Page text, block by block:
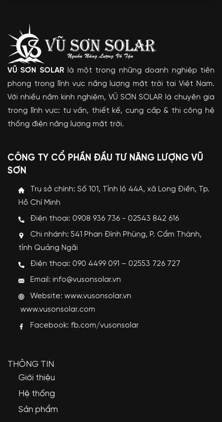
VŨ SƠN SOLAR là một trong những doanh nghiệp tiên
phong trong lĩnh vực năng lượng mặt trời tại Việt Nam.
Với nhiều năm kinh nghiệm, VŨ SƠN SOLAR là chuyên gia
trong lĩnh vực: tư vấn, thiết kế, cung cấp & thi công hệ
thống điện năng lượng mặt trời.
CÔNG TY CỔ PHẦN ĐẦU TƯ NĂNG LƯỢNG VŨ
SƠN
Trụ sở chính: Số 101, Tỉnh lộ 44A, xã Long Điền, Tp.
Hồ Chí Minh
Điện thoại: 0908 936 736 - 02543 842 616
Chi nhánh: 541 Phan Đình Phùng, P. Cẩm Thành,
tỉnh Quảng Ngãi
Điện thoại: 090 4499 091 – 02553 726 727
Email: info@vusonsolar.vn
Website:www.vusonsolar.vn
www.vusonsolar.com
Facebook: fb.com/vusonsolar
THÔNG TIN
Giới thiệu
Hệ thống
Sản phẩm